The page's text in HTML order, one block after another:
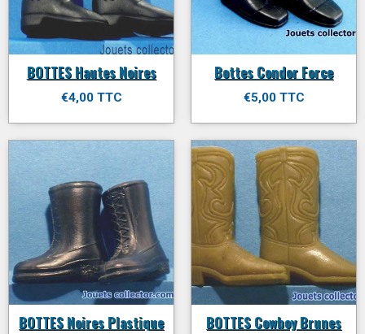
BOTTES Hautes Noires
€4,00 TTC
Bottes Condor Force
€5,00 TTC
BOTTES Noires Plastique BOTTES Cowboy Brunes